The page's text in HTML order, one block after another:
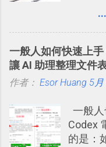
澱自
學。
體推薦
2016 年
2016/
帳？我
2016/
短期
強；然
個禮拜
化，讓
來一個
拉長時
海中更
一般人如何快速上手
讓 AI 助理整理文件
作者： Esor Huang 5月
一般
Codex
的是：